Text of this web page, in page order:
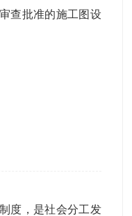
查批准的施工图设
度，是社会分工发